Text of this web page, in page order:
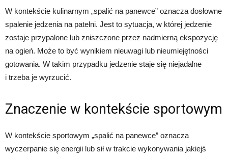
W kontekście kulinarnym „spalić na panewce” oznacza dosłowne
spalenie jedzenia na patelni. Jest to sytuacja, w której jedzenie
zostaje przypalone lub zniszczone przez nadmierną ekspozycję
na ogień. Może to być wynikiem nieuwagi lub nieumiejętności
gotowania. W takim przypadku jedzenie staje się niejadalne
i trzeba je wyrzucić.
Znaczenie w kontekście sportowym
W kontekście sportowym „spalić na panewce” oznacza
wyczerpanie się energii lub sił w trakcie wykonywania jakiejś